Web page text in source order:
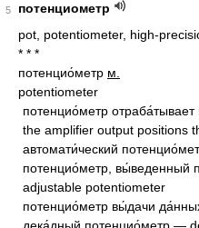
5
потенциометр
pot, potentiometer, high-
* * *
потенцио́метр м.
potentiometer
потенцио́метр
the amplifier output positions
автомати́ческий
потенцио́метр,
adjustable potentiometer
потенцио́метр вы́дачи